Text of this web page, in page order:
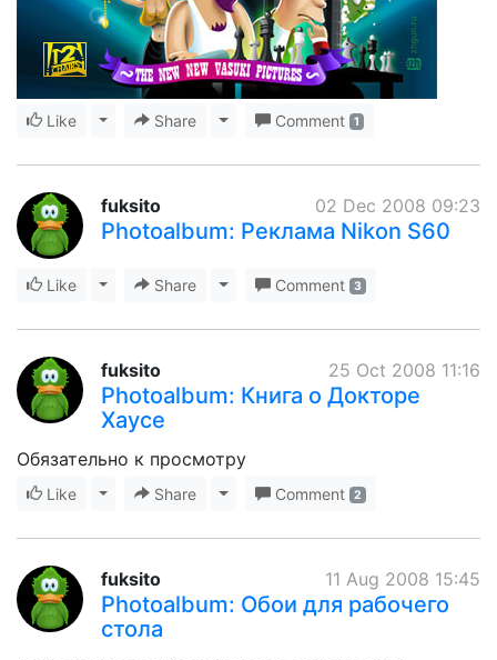
Like Toggle Dropdown
Share Toggle Dropdown
Comment 1
02 Dec 2008 09:23
fuksito
Photoalbum: Реклама Nikon S60
Like Toggle Dropdown
Share Toggle Dropdown
Comment 3
25 Oct 2008 11:16
fuksito
Photoalbum: Книга о Докторе
Хаусе
Обязательно к просмотру
Like Toggle Dropdown
Share Toggle Dropdown
Comment 2
11 Aug 2008 15:45
fuksito
Photoalbum: Обои для рабочего
стола